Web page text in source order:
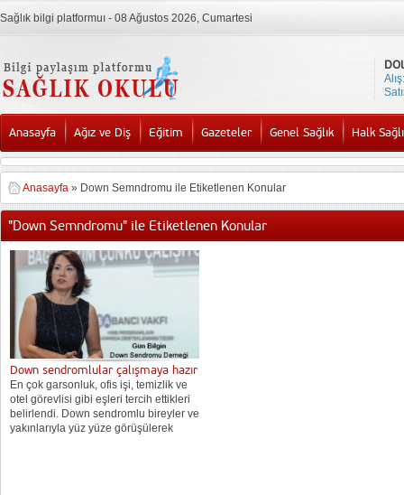
Sağlık bilgi platformuı - 08 Ağustos 2026, Cumartesi
Alış:
Anasayfa Ağız ve Diş Eğitim Gazeteler Genel Sağlık Halk
Anasayfa » Down Semndromu ile Etiketlenen Konular
"Down Semndromu" ile Etiketlenen Konular
Down sendromlular çalışmaya hazır
En çok garsonluk, ofis işi, temizlik ve
otel görevlisi gibi eşleri tercih ettikleri
belirlendi. Down sendromlu bireyler ve
yakınlarıyla yüz yüze görüşülerek